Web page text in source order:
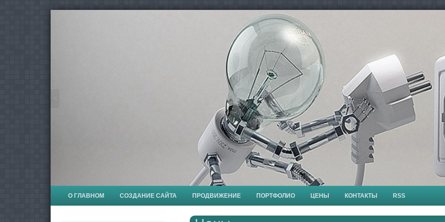
О ГЛАВНОМ СОЗДАНИЕ САЙТА ПРОДВИЖЕНИЕ ПОРТФОЛИО ЦЕНЫ КОНТАКТЫ RSS